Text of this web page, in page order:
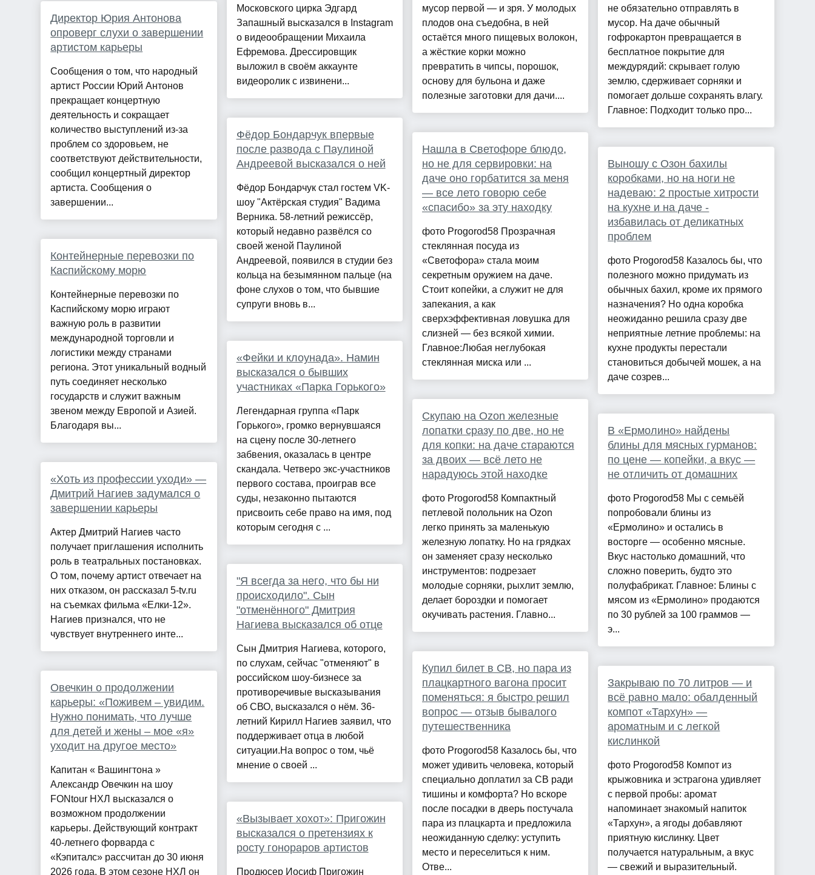
Директор Юрия Антонова
опроверг слухи о завершении
артистом карьеры
Сообщения о том, что народный
артист России Юрий Антонов
прекращает концертную
деятельность и сокращает
количество выступлений из-за
проблем со здоровьем, не
соответствуют действительности,
сообщил концертный директор
артиста. Сообщения о
завершении...
Контейнерные перевозки по
Каспийскому морю
Контейнерные перевозки по
Каспийскому морю играют
важную роль в развитии
международной торговли и
логистики между странами
региона. Этот уникальный водный
путь соединяет несколько
государств и служит важным
звеном между Европой и Азией.
Благодаря вы...
«Хоть из профессии уходи» —
Дмитрий Нагиев задумался о
завершении карьеры
Актер Дмитрий Нагиев часто
получает приглашения исполнить
роль в театральных постановках.
О том, почему артист отвечает на
них отказом, он рассказал 5-tv.ru
на съемках фильма «Елки-12».
Нагиев признался, что не
чувствует внутреннего инте...
Овечкин о продолжении
карьеры: «Поживем – увидим.
Нужно понимать, что лучше
для детей и жены – мое «я»
уходит на другое место»
Капитан « Вашингтона »
Александр Овечкин на шоу
FONtour НХЛ высказался о
возможном продолжении
карьеры. Действующий контракт
40-летнего форварда с
«Кэпиталс» рассчитан до 30 июня
2026 года. В этом сезоне НХЛ он
Московского цирка Эдгард
Запашный высказался в Instagram
о видеообращении Михаила
Ефремова. Дрессировщик
выложил в своём аккаунте
видеоролик с извинени...
Фёдор Бондарчук впервые
после развода с Паулиной
Андреевой высказался о ней
Фёдор Бондарчук стал гостем VK-
шоу "Актёрская студия" Вадима
Верника. 58-летний режиссёр,
который недавно развёлся со
своей женой Паулиной
Андреевой, появился в студии без
кольца на безымянном пальце (на
фоне слухов о том, что бывшие
супруги вновь в...
«Фейки и клоунада». Намин
высказался о бывших
участниках «Парка Горького»
Легендарная группа «Парк
Горького», громко вернувшаяся
на сцену после 30-летнего
забвения, оказалась в центре
скандала. Четверо экс-участников
первого состава, проиграв все
суды, незаконно пытаются
присвоить себе право на имя, под
которым сегодня с ...
"Я всегда за него, что бы ни
происходило". Сын
"отменённого" Дмитрия
Нагиева высказался об отце
Сын Дмитрия Нагиева, которого,
по слухам, сейчас "отменяют" в
российском шоу-бизнесе за
противоречивые высказывания
об СВО, высказался о нём. 36-
летний Кирилл Нагиев заявил, что
поддерживает отца в любой
ситуации.На вопрос о том, чьё
мнение о своей ...
«Вызывает хохот»: Пригожин
высказался о претензиях к
росту гонораров артистов
Продюсер Иосиф Пригожин
мусор первой — и зря. У молодых
плодов она съедобна, в ней
остаётся много пищевых волокон,
а жёсткие корки можно
превратить в чипсы, порошок,
основу для бульона и даже
полезные заготовки для дачи....
Нашла в Светофоре блюдо,
но не для сервировки: на
даче оно горбатится за меня
— все лето говорю себе
«спасибо» за эту находку
фото Progorod58 Прозрачная
стеклянная посуда из
«Светофора» стала моим
секретным оружием на даче.
Стоит копейки, а служит не для
запекания, а как
сверхэффективная ловушка для
слизней — без всякой химии.
Главное:Любая неглубокая
стеклянная миска или ...
Скупаю на Ozon железные
лопатки сразу по две, но не
для копки: на даче стараются
за двоих — всё лето не
нарадуюсь этой находке
фото Progorod58 Компактный
петлевой полольник на Ozon
легко принять за маленькую
железную лопатку. Но на грядках
он заменяет сразу несколько
инструментов: подрезает
молодые сорняки, рыхлит землю,
делает бороздки и помогает
окучивать растения. Главно...
Купил билет в СВ, но пара из
плацкартного вагона просит
поменяться: я быстро решил
вопрос — отзыв бывалого
путешественника
фото Progorod58 Казалось бы, что
может удивить человека, который
специально доплатил за СВ ради
тишины и комфорта? Но вскоре
после посадки в дверь постучала
пара из плацкарта и предложила
неожиданную сделку: уступить
место и переселиться к ним.
Отве...
не обязательно отправлять в
мусор. На даче обычный
гофрокартон превращается в
бесплатное покрытие для
междурядий: скрывает голую
землю, сдерживает сорняки и
помогает дольше сохранять влагу.
Главное: Подходит только про...
Выношу с Озон бахилы
коробками, но на ноги не
надеваю: 2 простые хитрости
на кухне и на даче -
избавилась от деликатных
проблем
фото Progorod58 Казалось бы, что
полезного можно придумать из
обычных бахил, кроме их прямого
назначения? Но одна коробка
неожиданно решила сразу две
неприятные летние проблемы: на
кухне продукты перестали
становиться добычей мошек, а на
даче созрев...
В «Ермолино» найдены
блины для мясных гурманов:
по цене — копейки, а вкус —
не отличить от домашних
фото Progorod58 Мы с семьёй
попробовали блины из
«Ермолино» и остались в
восторге — особенно мясные.
Вкус настолько домашний, что
сложно поверить, будто это
полуфабрикат. Главное: Блины с
мясом из «Ермолино» продаются
по 30 рублей за 100 граммов —
э...
Закрываю по 70 литров — и
всё равно мало: обалденный
компот «Тархун» —
ароматным и с легкой
кислинкой
фото Progorod58 Компот из
крыжовника и эстрагона удивляет
с первой пробы: аромат
напоминает знакомый напиток
«Тархун», а ягоды добавляют
приятную кислинку. Цвет
получается натуральным, а вкус
— свежий и выразительный.